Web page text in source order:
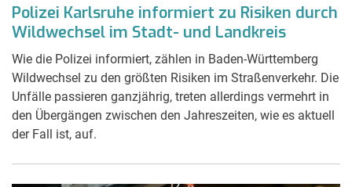
Polizei Karlsruhe informiert zu Risiken durch
Wildwechsel im Stadt- und Landkreis
Wie die Polizei informiert, zählen in Baden-Württemberg
Wildwechsel zu den größten Risiken im Straßenverkehr. Die
Unfälle passieren ganzjährig, treten allerdings vermehrt in
den Übergängen zwischen den Jahreszeiten, wie es aktuell
der Fall ist, auf.